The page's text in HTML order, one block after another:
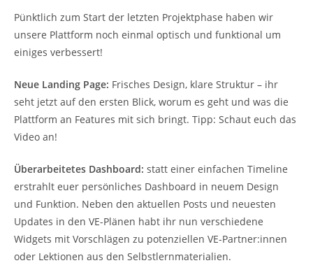
Pünktlich zum Start der letzten Projektphase haben wir
unsere Plattform noch einmal optisch und funktional um
einiges verbessert!
Neue Landing Page: Frisches Design, klare Struktur – ihr
seht jetzt auf den ersten Blick, worum es geht und was die
Plattform an Features mit sich bringt. Tipp: Schaut euch das
Video an!
Überarbeitetes Dashboard: statt einer einfachen Timeline
erstrahlt euer persönliches Dashboard in neuem Design
und Funktion. Neben den aktuellen Posts und neuesten
Updates in den VE-Plänen habt ihr nun verschiedene
Widgets mit Vorschlägen zu potenziellen VE-Partner:innen
oder Lektionen aus den Selbstlernmaterialien.